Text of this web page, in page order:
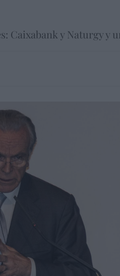
Caixabank y Naturgy y